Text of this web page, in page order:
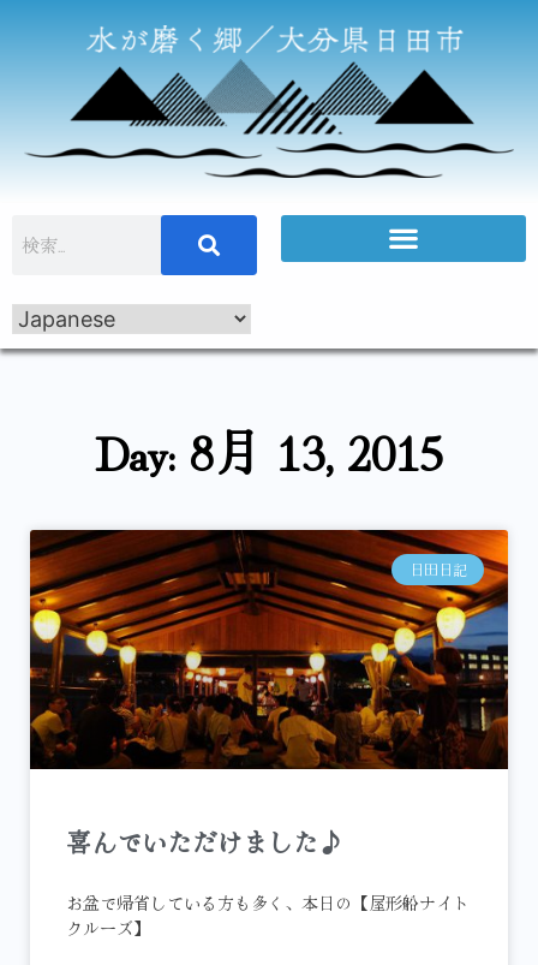
Day: 8月 13, 2015
日田日記
喜んでいただけました♪
お盆で帰省している方も多く、本日の【屋形船ナイト
クルーズ】